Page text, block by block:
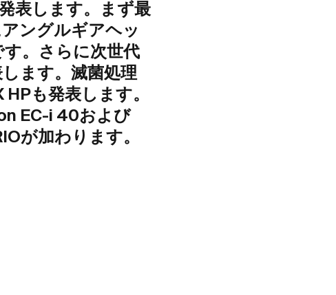
表します。まず最
ングルギアヘッ
。さらに次世代
ます。滅菌処理
も発表します。
EC-i 40および
が加わります。